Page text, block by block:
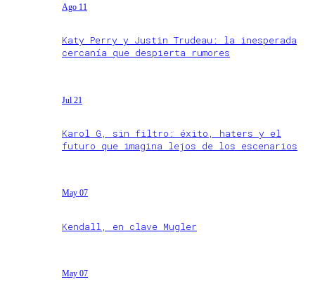
Ago 11
Katy Perry y Justin Trudeau: la inesperada
cercanía que despierta rumores
Jul 21
Karol G, sin filtro: éxito, haters y el
futuro que imagina lejos de los escenarios
May 07
Kendall, en clave Mugler
May 07